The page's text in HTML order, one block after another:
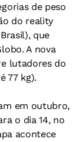
de peso
do reality
que
A nova
lutadores do
77 kg).
em outubro,
o dia 14, no
acontece